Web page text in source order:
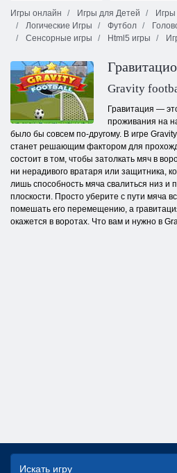
Игры онлайн
Игры для Детей
Игры
Логические Игры
Футбол
Сенсорные игры
Html5 игры
Gravity
Гравитация —
проживания на
было бы совсем по-другому. В игре
станет решающим фактором для
состоит в том, чтобы затолкать мяч в
ни нерадивого вратаря или защитника,
лишь способность мяча свалиться низ и
плоскости. Просто уберите с пути мяча
помешать его перемещению, а
окажется в воротах. Что вам и нужно в